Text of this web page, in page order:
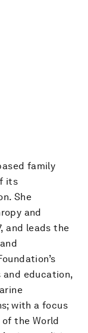
family
its
She
and
and leads the
and education,
with a focus
of the World